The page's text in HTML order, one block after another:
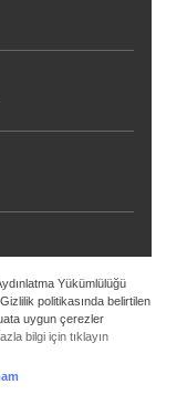
Yükümlülüğü
politikasında belirtilen
uygun çerezler
bilgi için tıklayın